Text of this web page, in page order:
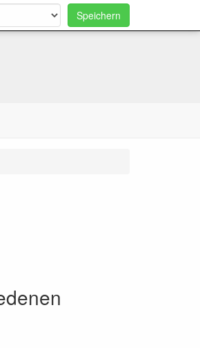
0
Speichern